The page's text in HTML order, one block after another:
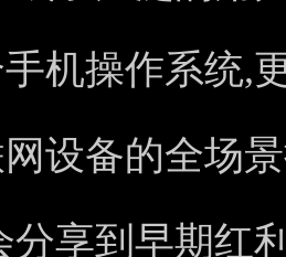
机操作系统,
设备的全场
分享到早期红